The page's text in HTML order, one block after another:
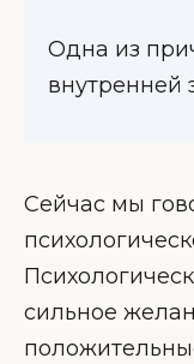
Одна из
внутренней
Сейчас мы
сильное